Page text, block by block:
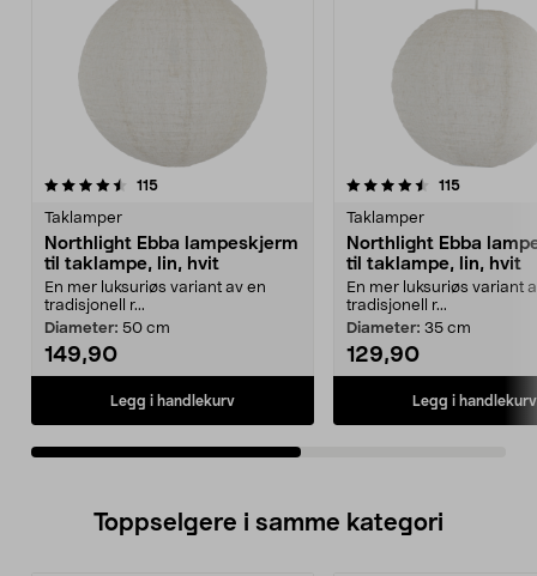
115anmeldelser
Taklamper
Northlight Ebba lampeskjerm
til taklampe, lin, hvit
En mer luksuriøs variant av en
tradisjonell r...
Diameter: 50 cm
149,90
Legg i handlekurv
4.5av 5 stjerner 115
Taklamper
Northlight Ebba
til taklampe, lin, hvit
En mer luksuriøs variant
tradisjonell r...
Diameter: 35 cm
129,90
Legg i handlekurv
4.5av 5 stjerner
Toppselgere i samme kategori